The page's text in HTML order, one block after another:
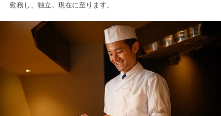
勤務し、独立。現在に至ります。